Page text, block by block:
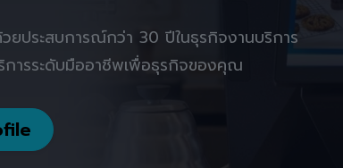
ประสบการณ์กว่า 30 ปีในธุรกิจงานบริการ
การระดับมืออาชีพเพื่อธุรกิจของคุณ